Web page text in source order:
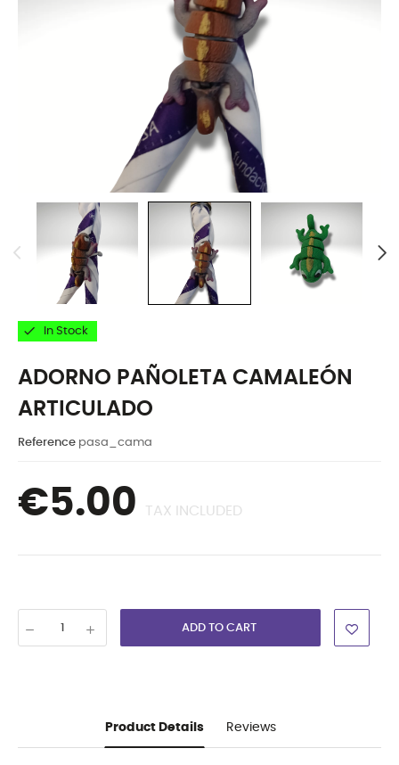
 In Stock
ADORNO PAÑOLETA CAMALEÓN
ARTICULADO
Reference pasa_cama
€5.00 TAX INCLUDED
ADD TO CART
Product Details Reviews